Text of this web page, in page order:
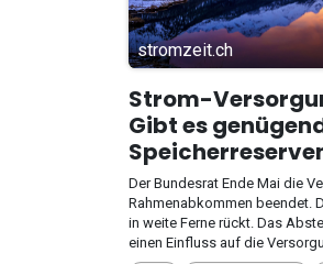
stromzeit.ch
Strom-
Gibt es
Der Bundesrat Ende Mai die
Rahmenabkommen beendet.
in weite Ferne rückt. Das
einen Einfluss auf die